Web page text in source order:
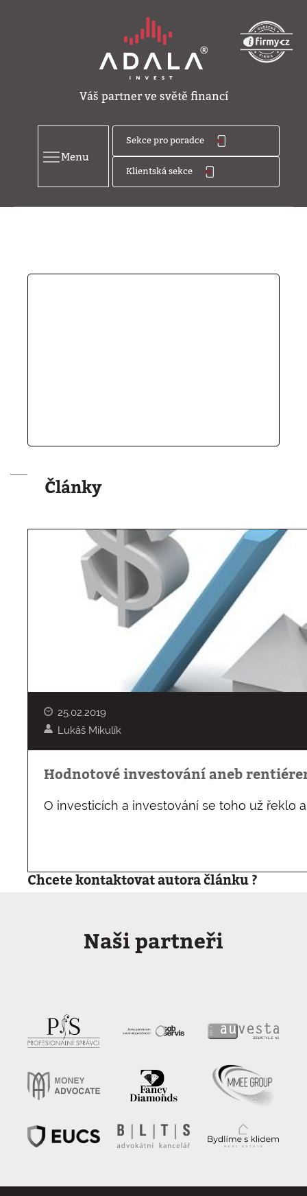
Váš partner ve světě financí
Sekce pro poradce
Klientská sekce
Menu
Články
25.02.2019
Lukáš Mikulík
Hodnotové investování aneb
O investicích a investování se toho už řeklo
Chcete kontaktovat autora článku ?
Naši partneři